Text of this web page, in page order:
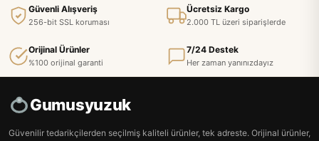
Güvenli Alışveriş
256-bit SSL koruması
Ücretsiz Kargo
2.000 TL üzeri siparişlerde
Orijinal Ürünler
%100 orijinal garanti
7/24 Destek
Her zaman yanınızdayız
Gumusyuzuk
Güvenilir tedarikçilerden seçilmiş kaliteli ürünler, tek adreste. Orijinal ürünler,